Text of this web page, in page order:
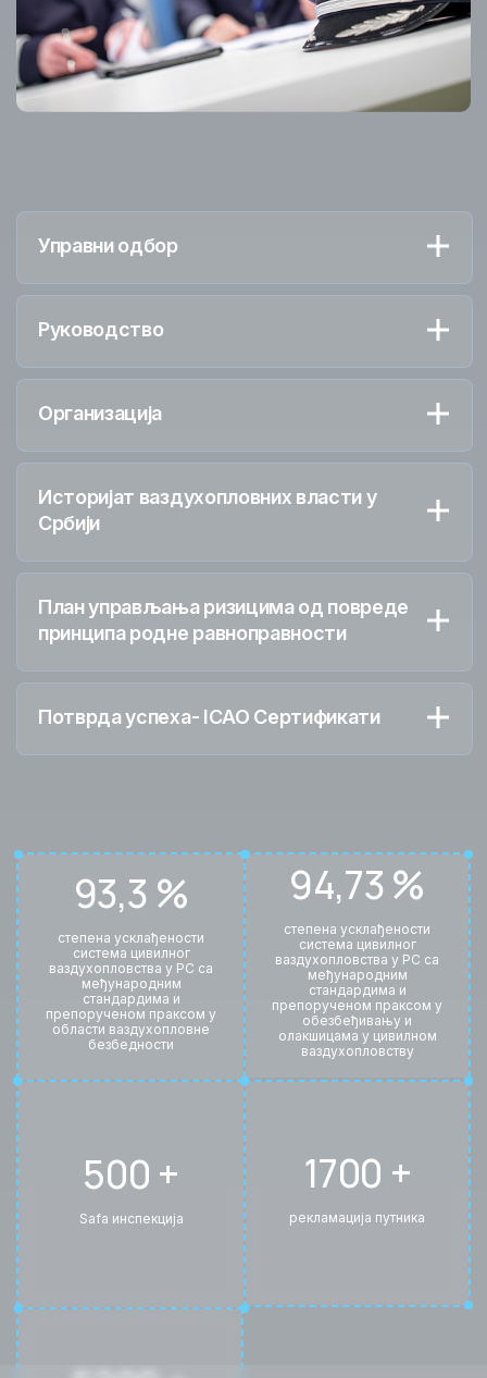
Управни одбор
Руководство
Организација
Историјат ваздухопловних власти у
Србији
План управљања ризицима од повреде
принципа родне равноправности
Потврда успеха- ICAO Сертификати
93,3 %
степена усклађености
система цивилног
ваздухопловства у РС са
међународним
стандардима и
препорученом праксом у
области ваздухопловне
безбедности
94,73 %
степена усклађености
система цивилног
ваздухопловства у РС са
међународним
стандардима и
препорученом праксом у
обезбеђивању и
олакшицама у цивилном
ваздухопловству
500 +
Safa инспекција
1700 +
рекламација путника